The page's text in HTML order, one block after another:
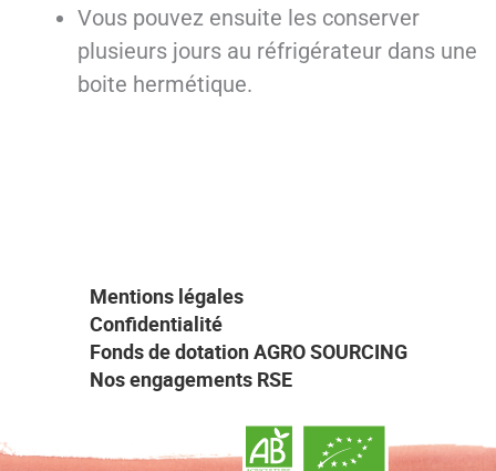
Vous pouvez ensuite les conserver
plusieurs jours au réfrigérateur dans une
boite hermétique.
Mentions légales
Confidentialité
Fonds de dotation AGRO SOURCING
Nos engagements RSE